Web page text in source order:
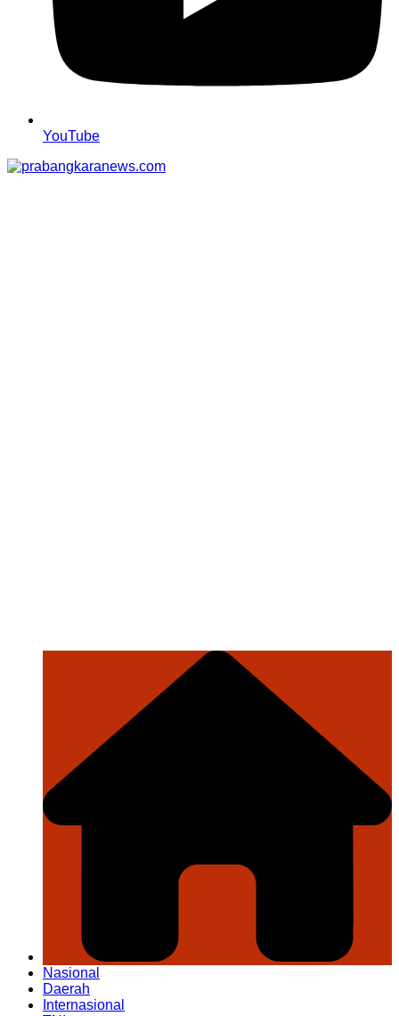
YouTube
Nasional
Daerah
Internasional